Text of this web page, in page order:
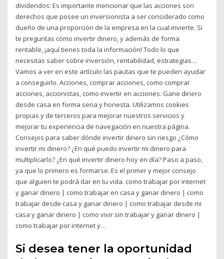
dividendos: Es importante mencionar que las acciones son
derechos que posee un inversionista a ser considerado como
dueño de una proporción de la empresa en la cual invierte. Si
te preguntas cómo invertir dinero, y además de forma
rentable, ¡aquí tienes toda la información! Todo lo que
necesitas saber sobre inversión, rentabilidad, estrategias…
Vamos a ver en este artículo las pautas que te pueden ayudar
a conseguirlo. Acciones, comprar acciones, como comprar
acciones, accionistas, como invertir en acciones. Gane dinero
desde casa en forma seria y honesta. Utilizamos cookies
propias y de terceros para mejorar nuestros servicios y
mejorar tu experiencia de navegación en nuestra página.
Consejos para saber dónde invertir dinero sin riesgo ¿Cómo
invertir mi dinero? ¿En qué puedo invertir mi dinero para
multiplicarlo? ¿En qué invertir dinero hoy en día? Paso a paso,
ya que lo primero es formarse. Es el primer y mejor consejo
que alguien te podrá dar en tu vida. como trabajar por internet
y ganar dinero | como trabajar en casa y ganar dinero | como
trabajar desde casa y ganar dinero | como trabajar desde mi
casa y ganar dinero | como vivir sin trabajar y ganar dinero |
como trabajar por internet y…
Si desea tener la oportunidad